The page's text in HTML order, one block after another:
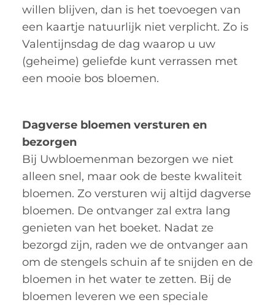
willen blijven, dan is het toevoegen van
een kaartje natuurlijk niet verplicht. Zo is
Valentijnsdag de dag waarop u uw
(geheime) geliefde kunt verrassen met
een mooie bos bloemen.
Dagverse bloemen versturen en
bezorgen
Bij Uwbloemenman bezorgen we niet
alleen snel, maar ook de beste kwaliteit
bloemen. Zo versturen wij altijd dagverse
bloemen. De ontvanger zal extra lang
genieten van het boeket. Nadat ze
bezorgd zijn, raden we de ontvanger aan
om de stengels schuin af te snijden en de
bloemen in het water te zetten. Bij de
bloemen leveren we een speciale